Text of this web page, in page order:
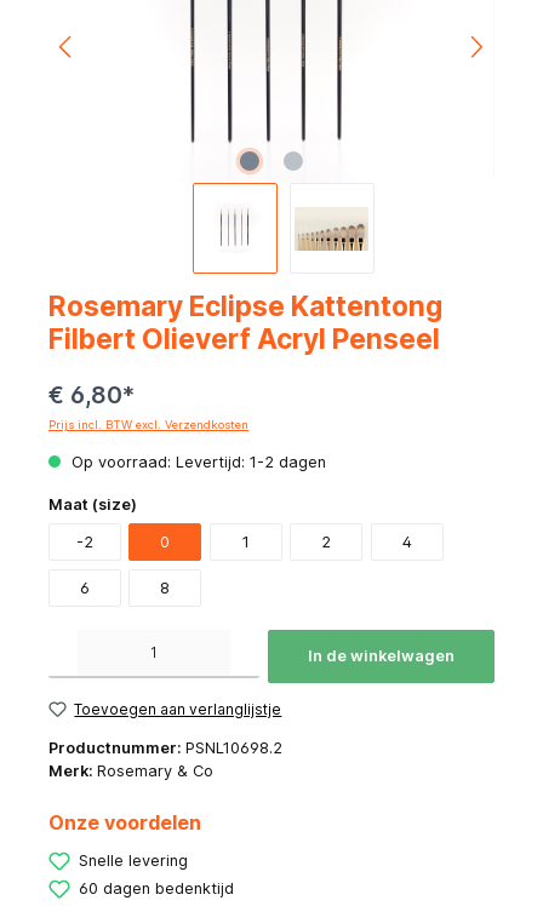
Rosemary Eclipse Kattentong
Filbert Olieverf Acryl Penseel
€ 6,80*
Prijs incl. BTW excl. Verzendkosten
Op voorraad: Levertijd: 1-2 dagen
Maat (size)
-2 0 1 2 4
6 8
In de winkelwagen
Toevoegen aan verlanglijstje
Productnummer: PSNL10698.2
Merk: Rosemary & Co
Onze voordelen
Snelle levering
60 dagen bedenktijd